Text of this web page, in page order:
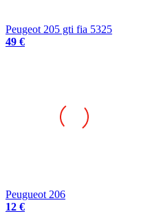
Peugeot 205 gti fia 5325
49 €
Peugueot 206
12 €